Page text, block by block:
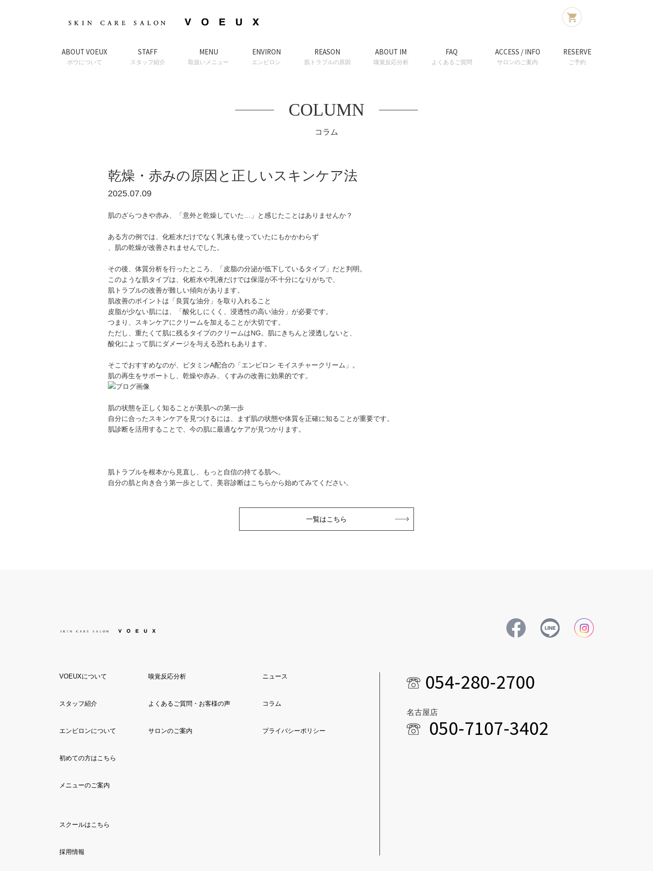
ABOUT VOEUX
ボウについて
STAFF
スタッフ紹介
MENU
取扱いメニュー
ENVIRON
エンビロン
REASON
肌トラブルの原因
ABOUT IM
嗅覚反応分析
FAQ
よくあるご質問
ACCESS / INFO
サロンのご案内
RESERVE
ご予約
COLUMN
コラム
乾燥・赤みの原因と正しいスキンケア法
2025.07.09
肌のざらつきや赤み、「意外と乾燥していた…」と感じたことはありませんか？
ある方の例では、化粧水だけでなく乳液も使っていたにもかかわらず
、肌の乾燥が改善されませんでした。
その後、体質分析を行ったところ、「皮脂の分泌が低下しているタイプ」だと判明。
このような肌タイプは、化粧水や乳液だけでは保湿が不十分になりがちで、
肌トラブルの改善が難しい傾向があります。
肌改善のポイントは「良質な油分」を取り入れること
皮脂が少ない肌には、「酸化しにくく、浸透性の高い油分」が必要です。
つまり、スキンケアにクリームを加えることが大切です。
ただし、重たくて肌に残るタイプのクリームはNG。肌にきちんと浸透しないと、
酸化によって肌にダメージを与える恐れもあります。
そこでおすすめなのが、ビタミンA配合の「エンビロン モイスチャークリーム」。
肌の再生をサポートし、乾燥や赤み、くすみの改善に効果的です。
肌の状態を正しく知ることが美肌への第一歩
自分に合ったスキンケアを見つけるには、まず肌の状態や体質を正確に知ることが重要です。
肌診断を活用することで、今の肌に最適なケアが見つかります。
肌トラブルを根本から見直し、もっと自信の持てる肌へ。
自分の肌と向き合う第一歩として、美容診断はこちらから始めてみてください。
一覧はこちら
VOEUXについて
スタッフ紹介
エンビロンについて
初めての方はこちら
メニューのご案内
スクールはこちら
採用情報
嗅覚反応分析
よくあるご質問・お客様の声
サロンのご案内
ニュース
コラム
プライバシーポリシー
054-280-2700
名古屋店
050-7107-3402